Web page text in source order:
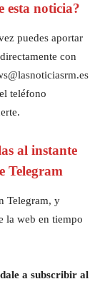
esta noticia?
puedes aportar
con
teléfono
al instante
Telegram
Telegram, y
la web en tiempo
a subscribir al